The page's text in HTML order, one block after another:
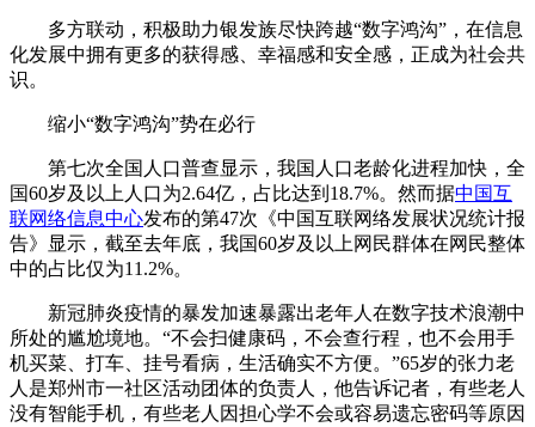
多方联动，积极助力银发族尽快跨越“数字鸿沟”，在信息
化发展中拥有更多的获得感、幸福感和安全感，正成为社会共
识。
缩小“数字鸿沟”势在必行
第七次全国人口普查显示，我国人口老龄化进程加快，全
国60岁及以上人口为2.64亿，占比达到18.7%。然而据中国互
联网络信息中心发布的第47次《中国互联网络发展状况统计报
告》显示，截至去年底，我国60岁及以上网民群体在网民整体
中的占比仅为11.2%。
新冠肺炎疫情的暴发加速暴露出老年人在数字技术浪潮中
所处的尴尬境地。“不会扫健康码，不会查行程，也不会用手
机买菜、打车、挂号看病，生活确实不方便。”65岁的张力老
人是郑州市一社区活动团体的负责人，他告诉记者，有些老人
没有智能手机，有些老人因担心学不会或容易遗忘密码等原因